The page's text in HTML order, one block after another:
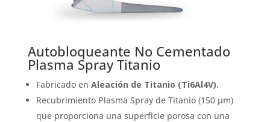
Autobloqueante No Cementado
Plasma Spray Titanio
Fabricado en Aleación de Titanio (Ti6Al4V).
Recubrimiento Plasma Spray de Titanio (150 µm)
que proporciona una superficie porosa con una